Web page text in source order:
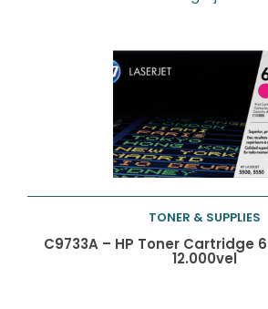
Toevoegen aan
TONER & SUPPLIES
C9733A – HP Toner Cartridge
12.000vel